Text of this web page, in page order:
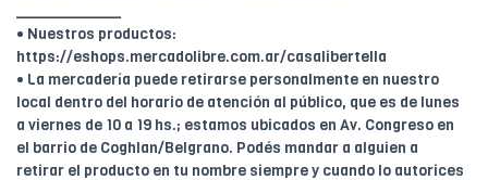
• Nuestros productos:
https://eshops.mercadolibre.com.ar/casalibertella
• La mercadería puede retirarse personalmente en nuestro
local dentro del horario de atención al público, que es de lunes
a viernes de 10 a 19 hs.; estamos ubicados en Av. Congreso en
el barrio de Coghlan/Belgrano. Podés mandar a alguien a
retirar el producto en tu nombre siempre y cuando lo autorices